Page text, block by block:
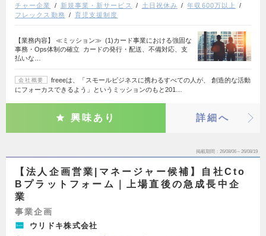
チャー企業
新規事業・新サービス 土日祝休み
年収600万以上
フレックス勤務
育児支援制度
【業務内容】 ≪ミッション≫ (1)カード事業における強固な
事務・Ops体制の確立 カードの発行・配送、不備対応、支
払いな…
会社概要
freeeは、「スモールビジネスに携わるすべての人が、 創造的な活動
にフォーカスできるよう」というミッションのもと201…
興味あり 詳細へ
掲載期間 26/08/06～26/08/19
【法人企画営業|マネージャー候補】自社Cto
Bプラットフォーム｜上場直後の急成長中企
業
事業企画
ウリドキ株式会社